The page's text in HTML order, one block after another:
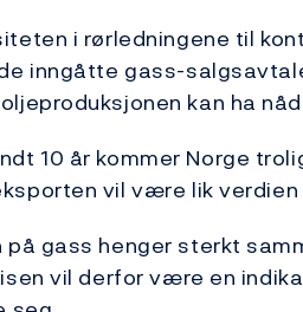
i rørledningene til
inngåtte gass-
kan ha
10 år kommer Norge
vil være lik
på gass henger sterkt
vil derfor være en